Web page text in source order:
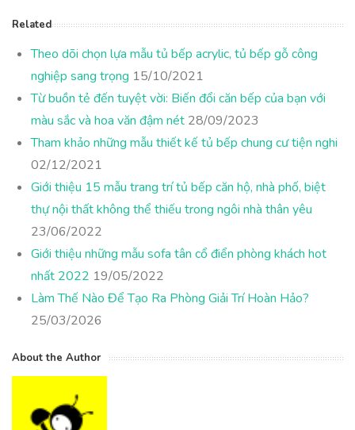
Related
Theo dõi chọn lựa mẫu tủ bếp acrylic, tủ bếp gỗ công
nghiệp sang trọng 15/10/2021
Từ buồn tẻ đến tuyệt vời: Biến đổi căn bếp của bạn với
màu sắc và hoa văn đậm nét 28/09/2023
Tham khảo những mẫu thiết kế tủ bếp chung cư tiện nghi
02/12/2021
Giới thiệu 15 mẫu trang trí tủ bếp căn hộ, nhà phố, biệt
thự nội thất không thể thiếu trong ngôi nhà thân yêu
23/06/2022
Giới thiệu những mẫu sofa tân cổ điển phòng khách hot
nhất 2022 19/05/2022
Làm Thế Nào Để Tạo Ra Phòng Giải Trí Hoàn Hảo?
25/03/2026
About the Author